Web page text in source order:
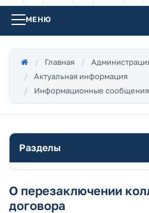
МЕНЮ
Главная
Актуальная информация
Информационные сообщения
Разделы
О перезаключении
договора